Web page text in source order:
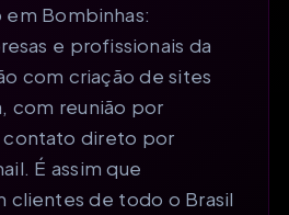
Bombinhas:
e profissionais da
com criação de sites
com reunião por
contato direto por
É assim que
clientes de todo o Brasil